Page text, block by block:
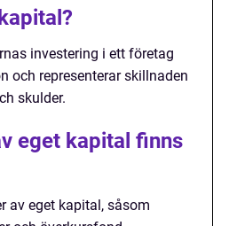
investering i ett företag
och representerar skillnaden
skulder.
eget kapital finns
av eget kapital, såsom